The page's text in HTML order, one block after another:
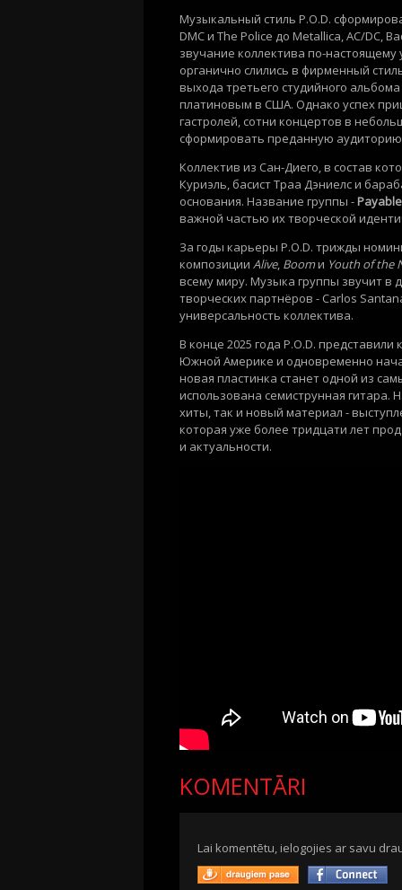
Музыкальный стиль P.O.D.
DMC и The Police до Metallica, AC/DC,
звучание коллектива по-
органично слились в фирменный
выхода третьего студийного альбома
платиновым в США. Однако успех
гастролей, сотни концертов в
сформировать преданную
Коллектив из Сан-Диего, в состав
Куриэль, басист Траа Дэниелс и
основания. Название группы -
важной частью их творческой
За годы карьеры P.O.D. трижды
композиции Alive, Boomи Youth of the
всему миру. Музыка группы звучит в
творческих партнёров - Carlos
универсальность коллектива.
В конце 2025 года P.O.D.
Южной Америке и одновременно
новая пластинка станет одной из
использована семиструнная гитара.
хиты, так и новый материал -
которая уже более тридцати лет
и актуальности.
KOMENTĀRI
Lai komentētu, ielogojies ar savu